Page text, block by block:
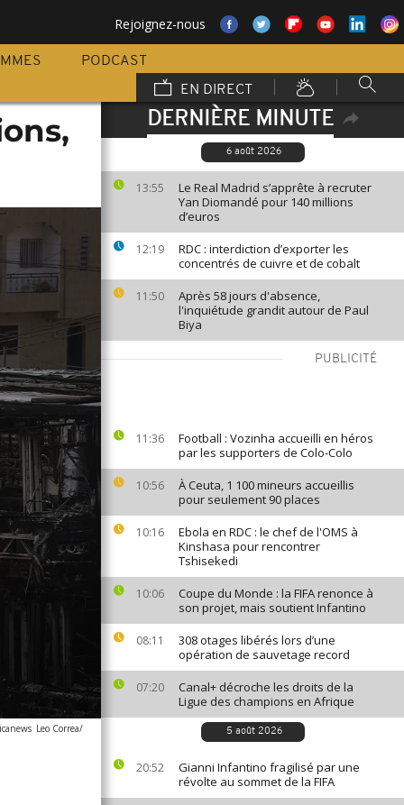
Rejoignez-nous
PODCAST
EN DIRECT
DERNIÈRE MINUTE
6 août 2026
13:55
Le Real Madrid s’apprête à recruter
Yan Diomandé pour 140 millions
d’euros
12:19
RDC : interdiction d’exporter les
concentrés de cuivre et de cobalt
11:50
Après 58 jours d'absence,
l'inquiétude grandit autour de Paul
Biya
PUBLICITÉ
11:36
Football : Vozinha accueilli en héros
par les supporters de Colo-Colo
10:56
À Ceuta, 1 100 mineurs accueillis
pour seulement 90 places
10:16
Ebola en RDC : le chef de l'OMS à
Kinshasa pour rencontrer
Tshisekedi
10:06
Coupe du Monde : la FIFA renonce à
son projet, mais soutient Infantino
08:11
308 otages libérés lors d’une
opération de sauvetage record
07:20
Canal+ décroche les droits de la
Ligue des champions en Afrique
5 août 2026
20:52
Gianni Infantino fragilisé par une
révolte au sommet de la FIFA
Leo Correa/